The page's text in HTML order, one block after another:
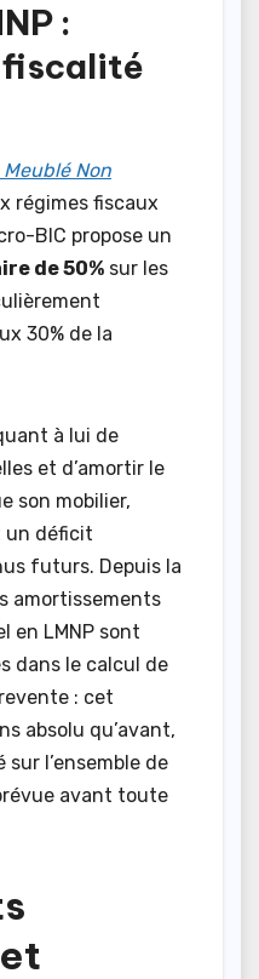
:
Non
régimes fiscaux
BIC propose un
de 50% sur les
30% de la
à lui de
et d’amortir le
son mobilier,
un déficit
futurs. Depuis la
amortissements
en LMNP sont
dans le calcul de
: cet
absolu qu’avant,
l’ensemble de
avant toute